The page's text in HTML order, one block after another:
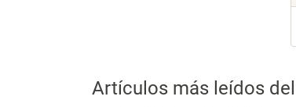
Artículos más leídos